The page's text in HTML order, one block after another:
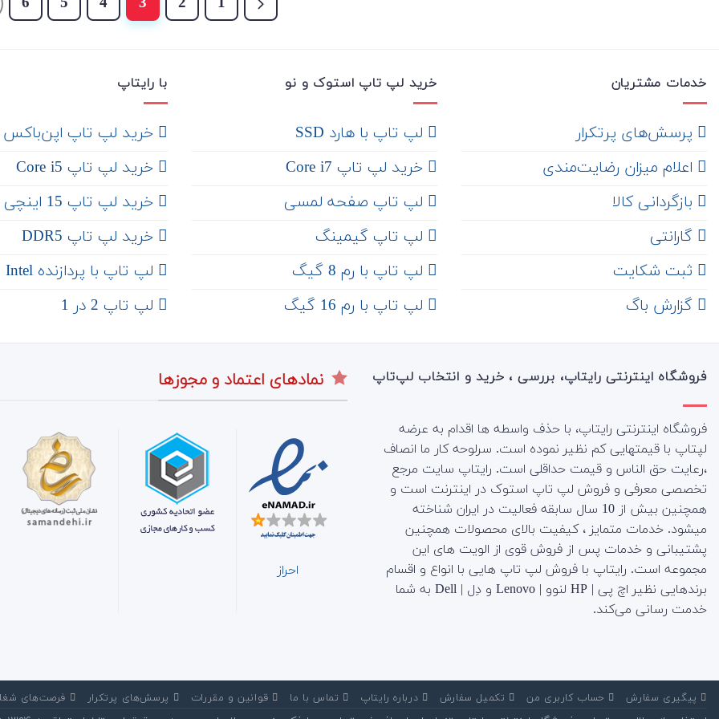
خدمات مشتریان
‌ پرسش‌های پرتکرار
اعلام میزان رضایت‌مندی
‌ بازگردانی کالا
گارانتی
ثبت شکایت
‌ گزارش باگ
خرید لپ تاپ استوک و نو
لپ تاپ با هارد SSD
خرید لپ تاپ Core i7
لپ تاپ صفحه لمسی
لپ تاپ گیمینگ
لپ تاپ با رم 8 گیگ
لپ تاپ با رم 16 گیگ
با رایتاپ
‌ خرید لپ تاپ اپن‌باکس
خرید لپ تاپ Core i5
‌‌ خرید لپ تاپ 15 اینچی
خرید لپ تاپ DDR5
لپ تاپ با پردازنده Intel
لپ تاپ 2 در 1
فروشگاه اینترنتی رایتاپ، بررسی ، خرید و انتخاب لپ‌تاپ
فروشگاه اینترنتی رایتاپ، با حذف واسطه ها اقدام به عرضه
لپتاپ با قیمتهایی کم نظیر نموده است. سرلوحه کار ما انصاف
،رعایت حق الناس و قیمت حداقلی است. رایتاپ سایت مرجع
تخصصی معرفی و فروش لپ تاپ استوک در اینترنت است و
همچنین بیش از 10 سال سابقه فعالیت در ایران شناخته
میشود. خدمات متمایز ، کیفیت بالای محصولات همچنین
پشتیبانی و خدمات پس از فروش قوی از الویت های این
مجموعه است. رایتاپ با فروش لپ تاپ هایی با انواع و اقسام
برندهایی نظیر اچ پی | HP لنوو | Lenovo و دِل | Dell به شما
خدمت رسانی می‌کند.
نمادهای اعتماد و مجوزها
احراز
‌ پیگیری سفارش ‌ حساب کاربری من ‌ تکمیل سفارش ‌ درباره رایتاپ ‌ تماس با ما ‌ قوانین و مقررات ‌ پرسش‌های پرتکرار فرصت‌های